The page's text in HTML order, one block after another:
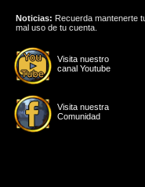
Visita nuestro
canal Youtube
Visita nuestra
Comunidad
Noticias: Recuerda mantenerte
mal uso de tu cuenta.